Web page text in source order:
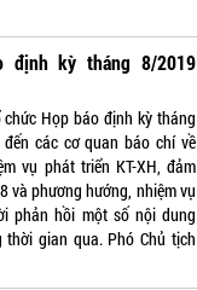
định kỳ tháng 8/2019
Họp báo định kỳ tháng
các cơ quan báo chí về
vụ phát triển KT-XH, đảm
và phương hướng, nhiệm vụ
phản hồi một số nội dung
gian qua. Phó Chủ tịch